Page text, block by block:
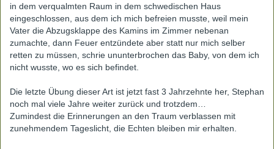
in dem verqualmten Raum in dem schwedischen Haus
eingeschlossen, aus dem ich mich befreien musste, weil mein
Vater die Abzugsklappe des Kamins im Zimmer nebenan
zumachte, dann Feuer entzündete aber statt nur mich selber
retten zu müssen, schrie ununterbrochen das Baby, von dem ich
nicht wusste, wo es sich befindet.
Die letzte Übung dieser Art ist jetzt fast 3 Jahrzehnte her, Stephan
noch mal viele Jahre weiter zurück und trotzdem…
Zumindest die Erinnerungen an den Traum verblassen mit
zunehmendem Tageslicht, die Echten bleiben mir erhalten.